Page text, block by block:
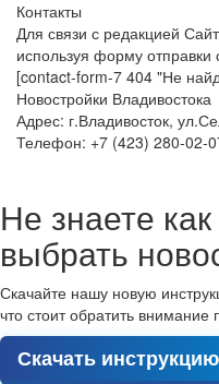
Контакты
Для связи с редакцией
используя форму
[contact-form-7 404 "Не
Новостройки Владивостока
Адрес: г.Владивосток,
Телефон: +7 (423) 280-02-
Не знаете
выбрать
Скачайте нашу новую
что стоит обратить
Скачать инструкцию